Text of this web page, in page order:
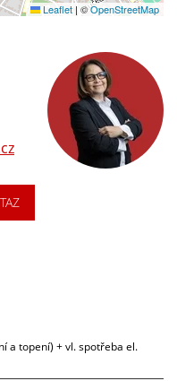
Leaflet | ©OpenStreetMap
a topení) + vl. spotřeba el.